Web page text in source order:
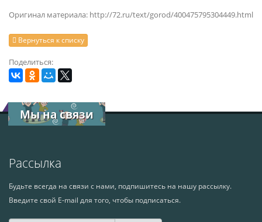
Оригинал материала: http://72.ru/text/gorod/400475795304449.html
Вернуться к списку
Поделиться:
Мы на связи
Рассылка
Будьте всегда на связи с нами, подпишитесь на нашу рассылку.
Введите свой E-mail для того, чтобы подписаться.